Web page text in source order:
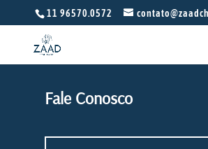
11 96570.0572
Fale Conosco